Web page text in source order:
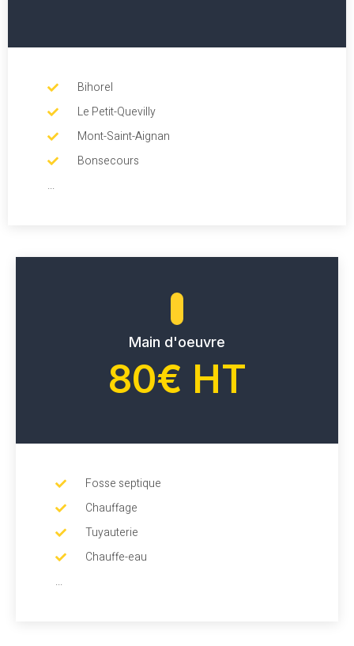
Bihorel
Le Petit-Quevilly
Mont-Saint-Aignan
Bonsecours
...
Main d'oeuvre
80€ HT
Fosse septique
Chauffage
Tuyauterie
Chauffe-eau
...